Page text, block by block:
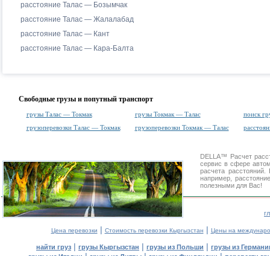
расстояние Талас — Бозымчак
расстояние Талас — Жалалабад
расстояние Талас — Кант
расстояние Талас — Кара-Балта
Свободные грузы и попутный транспорт
грузы Талас — Токмак грузы Токмак — Талас
поиск
грузоперевозки Талас — Токмак
грузоперевозки Токмак — Талас
DELLA™ Расчет
сервис в сфере
расчета
например,
полезными для Вас!
Цена перевозки | Стоимость перевозки Кыргызстан | Цены на
найти груз | грузы Кыргызстан | грузы из Польши | грузы из